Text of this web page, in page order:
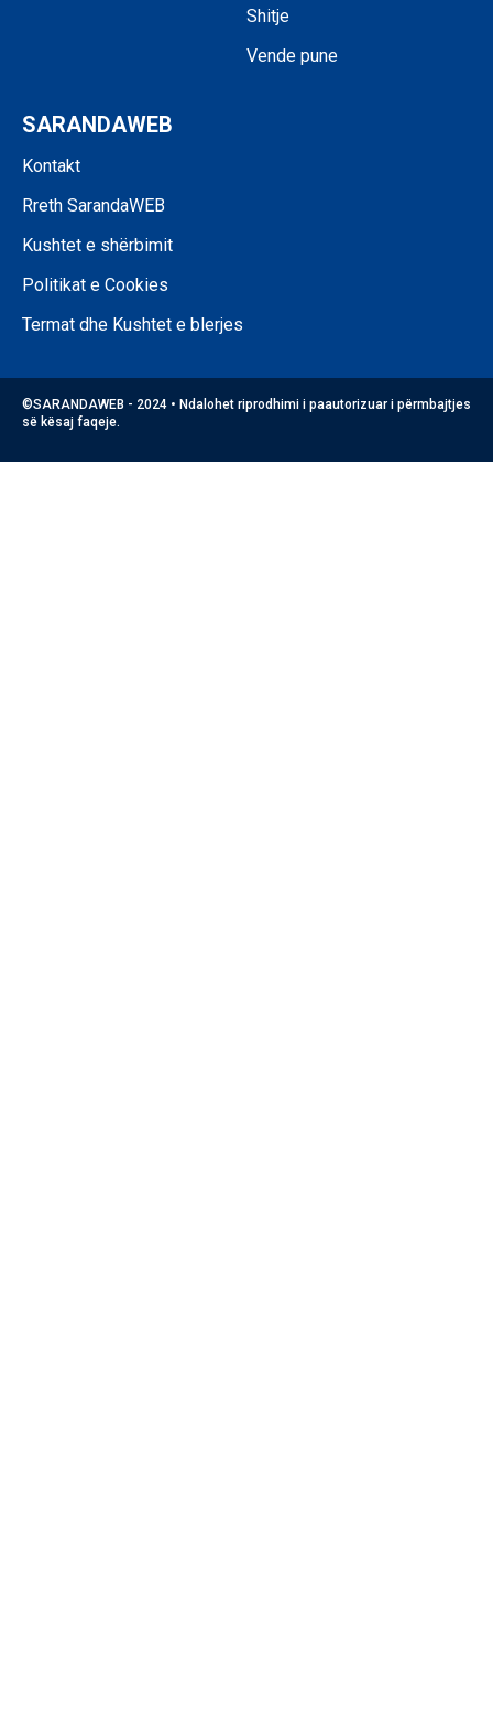
Shitje
Vende pune
SARANDAWEB
Kontakt
Rreth SarandaWEB
Kushtet e shërbimit
Politikat e Cookies
Termat dhe Kushtet e blerjes
©SARANDAWEB - 2024 • Ndalohet riprodhimi i paautorizuar i përmbajtjes
së kësaj faqeje.